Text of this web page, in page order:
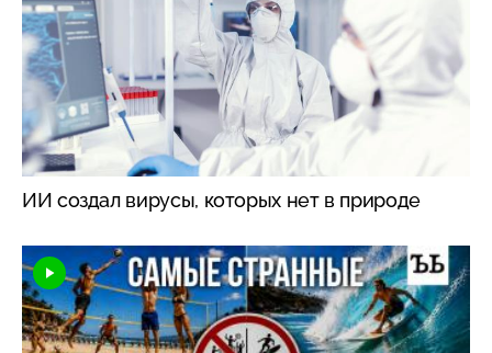
ИИ создал вирусы, которых нет в природе